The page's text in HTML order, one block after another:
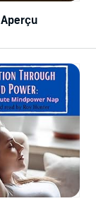
Aperçu